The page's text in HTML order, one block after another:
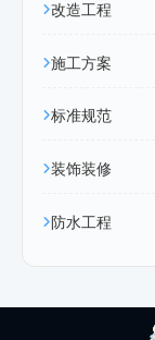
改造工程
施工方案
标准规范
装饰装修
防水工程